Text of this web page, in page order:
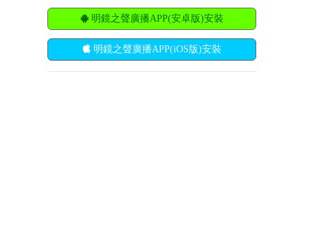
明鏡之聲廣播APP(安卓版)安裝
明鏡之聲廣播APP(iOS版)安裝